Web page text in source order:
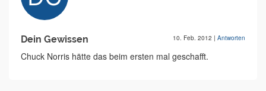
Dein Gewissen 10. Feb. 2012 | Antworten
Chuck Norris hätte das beim ersten mal geschafft.